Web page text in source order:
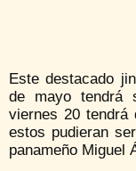
Este destacado
de mayo tendrá
viernes 20 tendrá
estos pudieran
panameño Miguel